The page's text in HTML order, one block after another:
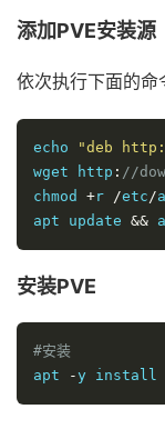
添加PVE安装源
依次执行下面的命
echo
"deb
wget http : //
chmod +r /etc/
apt update &&
安装PVE
#安装
apt
-y install